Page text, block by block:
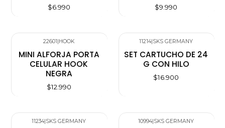
$6.990 $9.990
22601 HOOK
MINI ALFORJA PORTA
CELULAR HOOK
NEGRA
$12.990
11214| SKS GERMANY
SET CARTUCHO DE 24
G CON HILO
$16.900
11234| SKS GERMANY 10994| SKS GERMANY